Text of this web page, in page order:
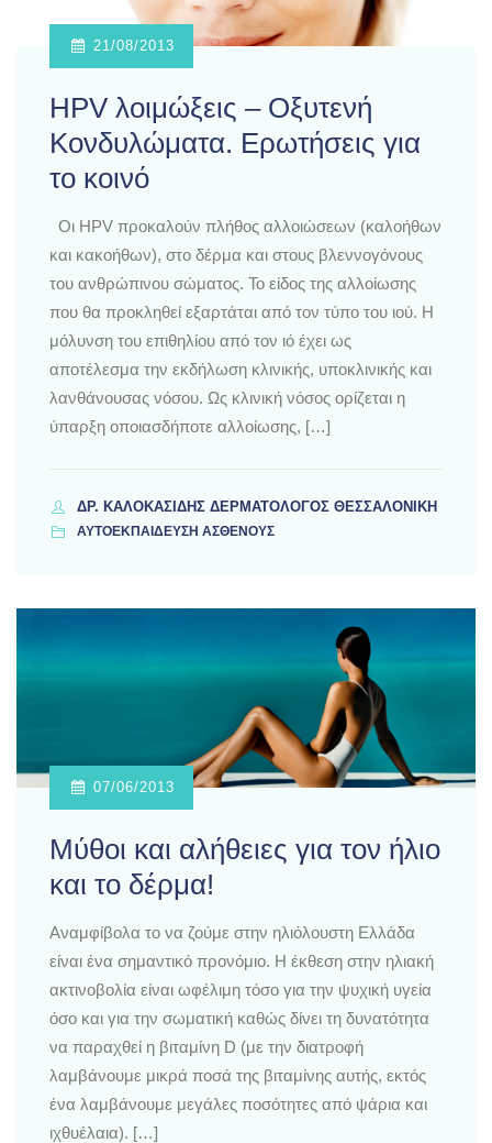
21/08/2013
HPV λοιμώξεις – Οξυτενή
Κονδυλώματα. Ερωτήσεις για
το κοινό
Οι HPV προκαλούν πλήθος αλλοιώσεων (καλοήθων
και κακοήθων), στο δέρμα και στους βλεννογόνους
του ανθρώπινου σώματος. Το είδος της αλλοίωσης
που θα προκληθεί εξαρτάται από τον τύπο του ιού. Η
μόλυνση του επιθηλίου από τον ιό έχει ως
αποτέλεσμα την εκδήλωση κλινικής, υποκλινικής και
λανθάνουσας νόσου. Ως κλινική νόσος ορίζεται η
ύπαρξη οποιασδήποτε αλλοίωσης, […]
ΔΡ. ΚΑΛΟΚΑΣΊΔΗΣ ΔΕΡΜΑΤΟΛΌΓΟΣ ΘΕΣΣΑΛΟΝΊΚΗ
ΑΥΤΟΕΚΠΑΙΔΕΥΣΗ ΑΣΘΕΝΟΥΣ
07/06/2013
Μύθοι και αλήθειες για τον ήλιο
και το δέρμα!
Αναμφίβολα το να ζούμε στην ηλιόλουστη Ελλάδα
είναι ένα σημαντικό προνόμιο. Η έκθεση στην ηλιακή
ακτινοβολία είναι ωφέλιμη τόσο για την ψυχική υγεία
όσο και για την σωματική καθώς δίνει τη δυνατότητα
να παραχθεί η βιταμίνη D (με την διατροφή
λαμβάνουμε μικρά ποσά της βιταμίνης αυτής, εκτός
ένα λαμβάνουμε μεγάλες ποσότητες από ψάρια και
ιχθυέλαια). […]